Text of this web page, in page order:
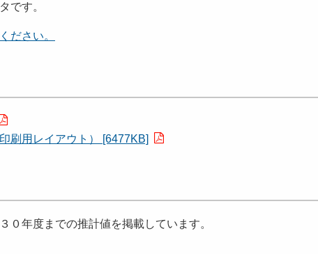
です。
ださい。
刷用レイアウト） [6477KB]
０年度までの推計値を掲載しています。